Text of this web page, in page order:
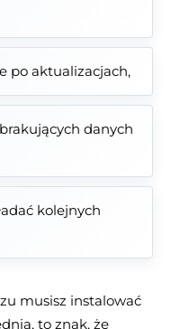
po aktualizacjach,
danych
kolejnych
musisz instalować
to znak, że